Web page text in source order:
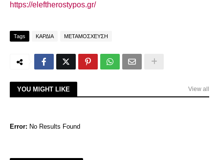
https://eleftherostypos.gr/
Tags ΚΑΡΔΙΑ ΜΕΤΑΜΟΣΧΕΥΣΗ
YOU MIGHT LIKE View all
Error: No Results Found